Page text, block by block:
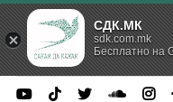
СДК.МК
sdk.com.mk
Бесплатно на